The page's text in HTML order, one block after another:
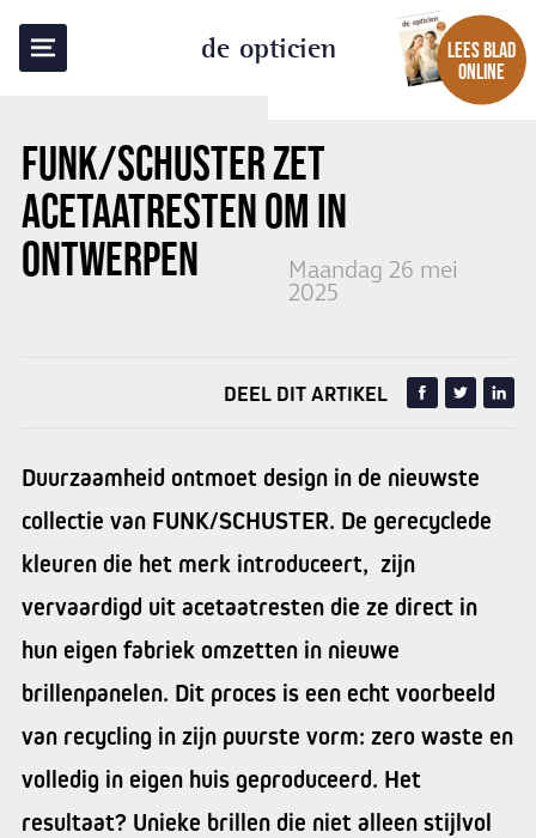
de opticien
LEES BLAD
ONLINE
FUNK/SCHUSTER ZET
ACETAATRESTEN OM IN
ONTWERPEN
Maandag 26 mei
2025
TERUG NAAR OVERZICHT
DEEL DIT ARTIKEL
Duurzaamheid ontmoet design in de nieuwste
collectie van FUNK/SCHUSTER. De gerecyclede
kleuren die het merk introduceert, zijn
vervaardigd uit acetaatresten die ze direct in
hun eigen fabriek omzetten in nieuwe
brillenpanelen. Dit proces is een echt voorbeeld
van recycling in zijn puurste vorm: zero waste en
volledig in eigen huis geproduceerd. Het
resultaat? Unieke brillen die niet alleen stijlvol